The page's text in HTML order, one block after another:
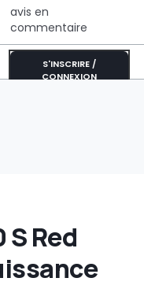
avis en
commentaire
S'INSCRIRE /
CONNEXION
Red